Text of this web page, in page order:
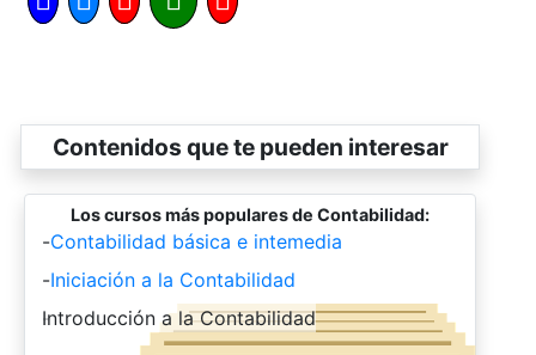
Contenidos que te pueden interesar
Los cursos más populares de Contabilidad:
-Contabilidad básica e intemedia
-Iniciación a la Contabilidad
-
Introducción a la Contabilidad